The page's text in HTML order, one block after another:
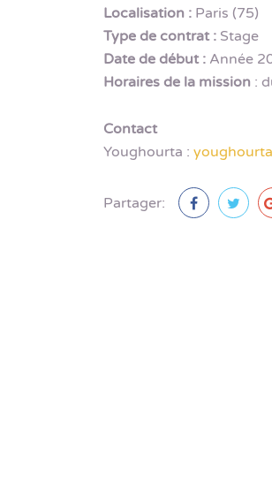
Localisation : Paris (75)
Type de contrat : Stage
Date de début : Année
Horaires de la mission :
Contact
Youghourta :
Partager: